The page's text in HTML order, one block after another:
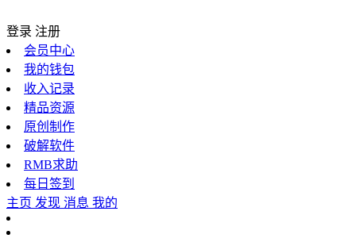
登录 注册
会员中心
我的钱包
收入记录
精品资源
原创制作
破解软件
RMB求助
每日签到
主页 发现 消息 我的